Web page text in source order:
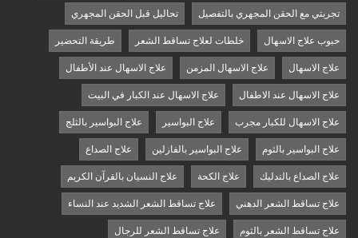
تجربتي مع الحقن المجهري بالتفصيل تحاليل قبل الحقن المجهري
حبوب علاج الاسهال خلطات لعلاج تساقط الشعر طريقة التحضير
علاج الاسهال علاج الاسهال المزمن علاج الاسهال عند الأطفال
علاج الاسهال عند الاطفال علاج الاسهال عند الكبار في البيت
علاج الاسهال للكبار مجرب علاج البواسير علاج البواسير بالثلج
علاج البواسير بالثوم علاج البواسير بالفازلين علاج الصداع
علاج الصداع بالتدليك علاج الكحة علاج النسيان بالقرآن الكريم
علاج تساقط الشعر الدهني علاج تساقط الشعر الشديد عند النساء
علاج تساقط الشعر بالثوم علاج تساقط الشعر للرجال